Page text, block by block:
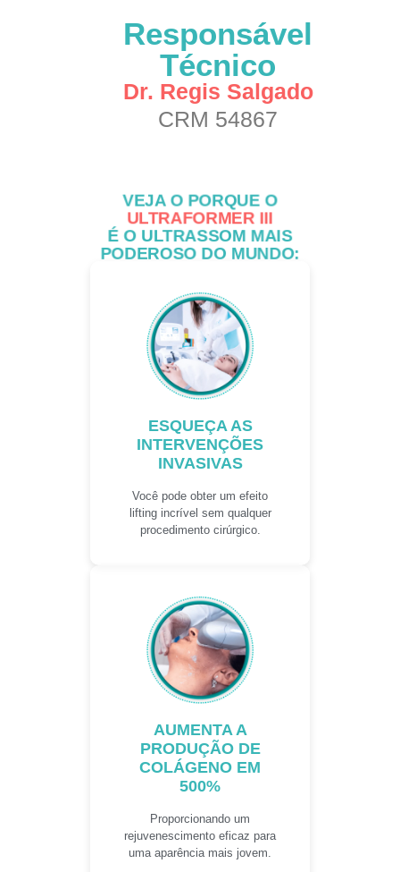
Responsável
Técnico
Dr. Regis Salgado
CRM 54867
VEJA O PORQUE O
ULTRAFORMER III
É O ULTRASSOM MAIS
PODEROSO DO MUNDO:
ESQUEÇA AS
INTERVENÇÕES
INVASIVAS
Você pode obter um efeito
lifting incrível sem qualquer
procedimento cirúrgico.
AUMENTA A
PRODUÇÃO DE
COLÁGENO EM
500%
Proporcionando um
rejuvenescimento eficaz para
uma aparência mais jovem.